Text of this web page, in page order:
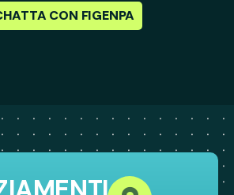
CON FIGENPA